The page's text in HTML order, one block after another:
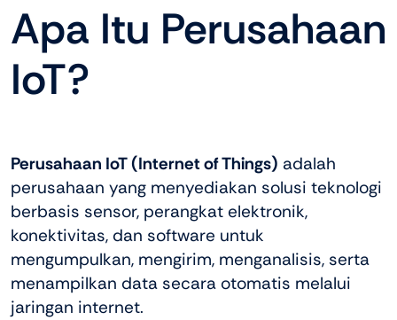
Apa Itu Perusahaan
IoT?
Perusahaan IoT (Internet of Things) adalah
perusahaan yang menyediakan solusi teknologi
berbasis sensor, perangkat elektronik,
konektivitas, dan software untuk
mengumpulkan, mengirim, menganalisis, serta
menampilkan data secara otomatis melalui
jaringan internet.